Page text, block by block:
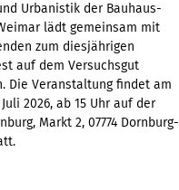
Urbanistik der Bauhaus-
lädt gemeinsam mit
zum diesjährigen
auf dem Versuchsgut
Die Veranstaltung findet am
2026, ab 15 Uhr auf der
Markt 2, 07774 Dornburg-